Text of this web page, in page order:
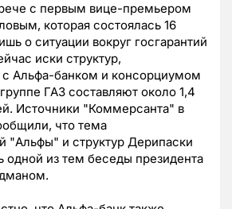
с первым вице-премьером
которая состоялась 16
о ситуации вокруг госгарантий
иски структур,
Альфа-банком и консорциумом
ГАЗ составляют около 1,4
Источники "Коммерсанта" в
что тема
"Альфы" и структур Дерипаски
одной из тем беседы президента